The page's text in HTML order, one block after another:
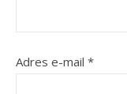
Adres e-mail *